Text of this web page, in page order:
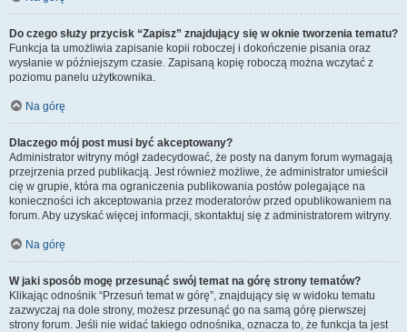
Do czego służy przycisk “Zapisz” znajdujący się w oknie tworzenia tematu?
Funkcja ta umożliwia zapisanie kopii roboczej i dokończenie pisania oraz
wysłanie w późniejszym czasie. Zapisaną kopię roboczą można wczytać z
poziomu panelu użytkownika.
Na górę
Dlaczego mój post musi być akceptowany?
Administrator witryny mógł zadecydować, że posty na danym forum wymagają
przejrzenia przed publikacją. Jest również możliwe, że administrator umieścił
cię w grupie, która ma ograniczenia publikowania postów polegające na
konieczności ich akceptowania przez moderatorów przed opublikowaniem na
forum. Aby uzyskać więcej informacji, skontaktuj się z administratorem witryny.
Na górę
W jaki sposób mogę przesunąć swój temat na górę strony tematów?
Klikając odnośnik “Przesuń temat w górę”, znajdujący się w widoku tematu
zazwyczaj na dole strony, możesz przesunąć go na samą górę pierwszej
strony forum. Jeśli nie widać takiego odnośnika, oznacza to, że funkcja ta jest